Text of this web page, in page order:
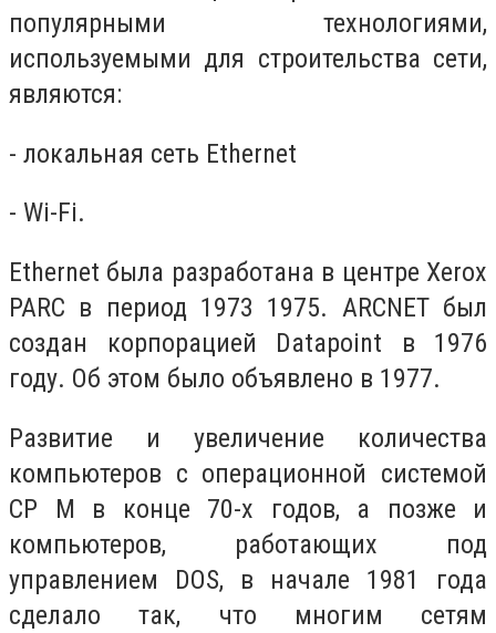
популярными технологиями,
используемыми для строительства сети,
являются:
- локальная сеть Ethernet
- Wi-Fi.
Ethernet была разработана в центре Xerox
PARC в период 1973 1975. ARCNET был
создан корпорацией Datapoint в 1976
году. Об этом было объявлено в 1977.
Развитие и увеличение количества
компьютеров с операционной системой
CP M в конце 70-х годов, а позже и
компьютеров, работающих под
управлением DOS, в начале 1981 года
сделало так, что многим сетям